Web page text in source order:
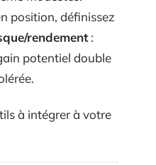
position, définissez
rendement:
potentiel double
à intégrer à votre